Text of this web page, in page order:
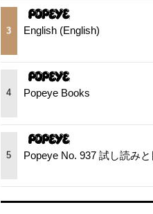
3 English (English)
4 Popeye Books
5 Popeye No. 937 試し読みと